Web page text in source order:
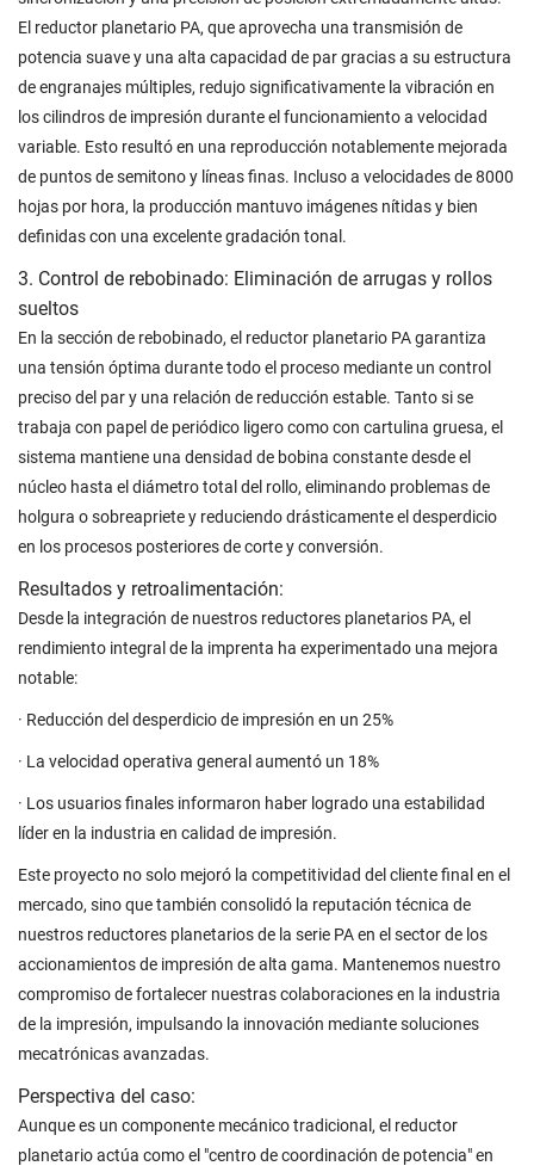
El reductor planetario PA, que aprovecha una transmisión de
potencia suave y una alta capacidad de par gracias a su estructura
de engranajes múltiples, redujo significativamente la vibración en
los cilindros de impresión durante el funcionamiento a velocidad
variable. Esto resultó en una reproducción notablemente mejorada
de puntos de semitono y líneas finas. Incluso a velocidades de 8000
hojas por hora, la producción mantuvo imágenes nítidas y bien
definidas con una excelente gradación tonal.
3. Control de rebobinado: Eliminación de arrugas y rollos
sueltos
En la sección de rebobinado, el reductor planetario PA garantiza
una tensión óptima durante todo el proceso mediante un control
preciso del par y una relación de reducción estable. Tanto si se
trabaja con papel de periódico ligero como con cartulina gruesa, el
sistema mantiene una densidad de bobina constante desde el
núcleo hasta el diámetro total del rollo, eliminando problemas de
holgura o sobreapriete y reduciendo drásticamente el desperdicio
en los procesos posteriores de corte y conversión.
Resultados y retroalimentación:
Desde la integración de nuestros reductores planetarios PA, el
rendimiento integral de la imprenta ha experimentado una mejora
notable:
· Reducción del desperdicio de impresión en un 25%
· La velocidad operativa general aumentó un 18%
· Los usuarios finales informaron haber logrado una estabilidad
líder en la industria en calidad de impresión.
Este proyecto no solo mejoró la competitividad del cliente final en el
mercado, sino que también consolidó la reputación técnica de
nuestros reductores planetarios de la serie PA en el sector de los
accionamientos de impresión de alta gama. Mantenemos nuestro
compromiso de fortalecer nuestras colaboraciones en la industria
de la impresión, impulsando la innovación mediante soluciones
mecatrónicas avanzadas.
Perspectiva del caso:
Aunque es un componente mecánico tradicional, el reductor
planetario actúa como el "centro de coordinación de potencia" en